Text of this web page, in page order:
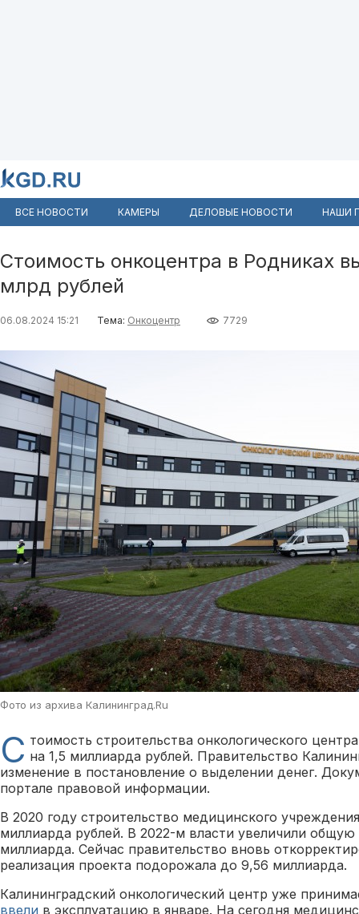
ВСЕ НОВОСТИ КАМЕРЫ ДЕЛОВЫЕ НОВОСТИ НАШИ
Стоимость онкоцентра в Родниках
млрд рублей
06.08.2024 15:21 Тема: Онкоцентр 7729
Фото из архива Калининград.Ru
С тоимость строительства онкологического
на 1,5 миллиарда рублей. Правительство
изменение в постановление о выделении денег.
портале правовой информации.
В 2020 году строительство медицинского
миллиарда рублей. В 2022-м власти увеличили
миллиарда. Сейчас правительство вновь
реализация проекта подорожала до 9,56 миллиарда.
Калининградский онкологический центр уже
ввели в эксплуатацию в январе. На сегодня